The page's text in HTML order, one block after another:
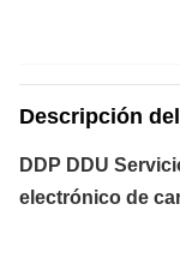
Descripción
DDP DDU
electrónico de